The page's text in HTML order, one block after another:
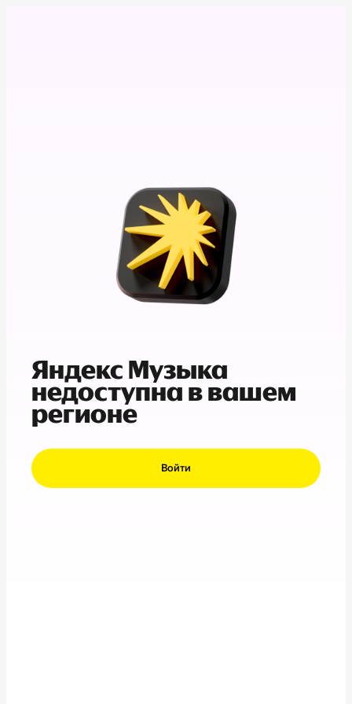
Яндекс Музыка
недоступна в вашем
регионе
Войти